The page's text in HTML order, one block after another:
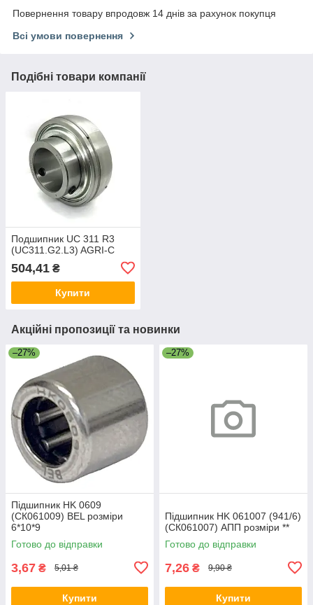
Повернення товару впродовж 14 днів за рахунок покупця
Всі умови повернення
Подібні товари компанії
Подшипник UC 311 R3
(UC311.G2.L3) AGRI-C
504,41 ₴
Купити
Акційні пропозиції та новинки
–27%
Підшипник HK 0609
(СК061009) BEL розміри
6*10*9
Готово до відправки
3,67 ₴ 5,01 ₴
Купити
–27%
Підшипник HK 061007 (941/6)
(СК061007) АПП розміри **
Готово до відправки
7,26 ₴ 9,90 ₴
Купити